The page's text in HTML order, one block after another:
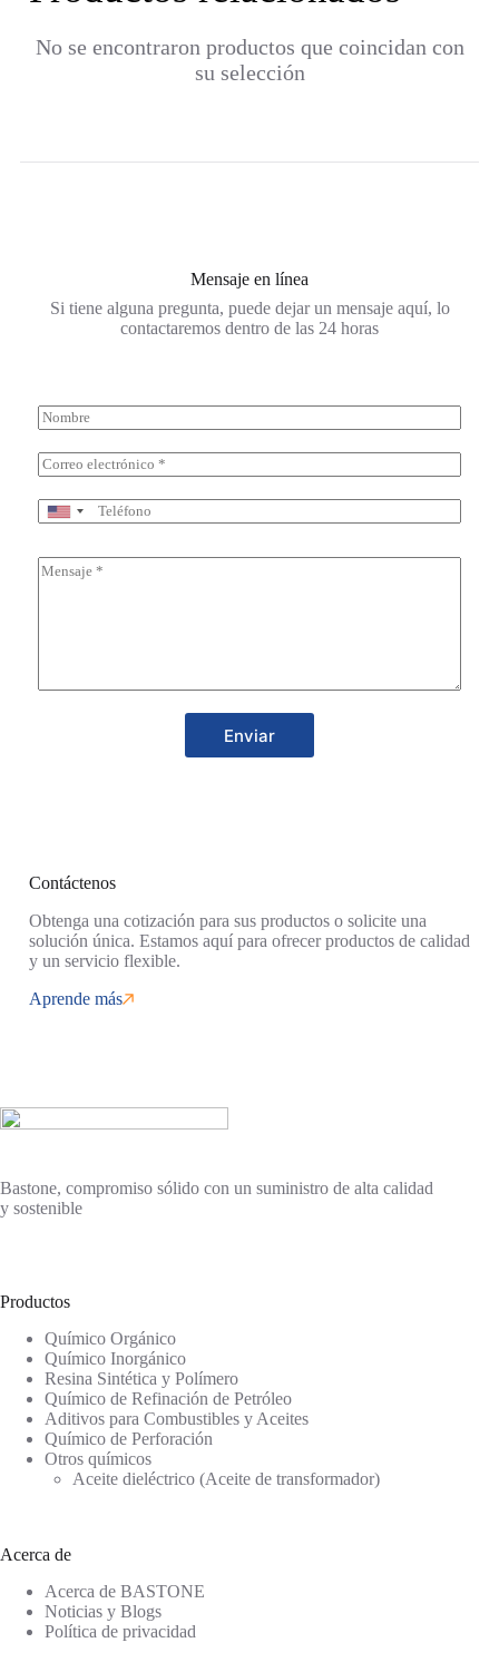
No se encontraron productos que coincidan con
su selección
Mensaje en línea
Si tiene alguna pregunta, puede dejar un mensaje aquí, lo
contactaremos dentro de las 24 horas
Enviar
Contáctenos
Obtenga una cotización para sus productos o solicite una
solución única. Estamos aquí para ofrecer productos de calidad
y un servicio flexible.
Aprende más
Bastone, compromiso sólido con un suministro de alta calidad
y sostenible
Productos
Químico Orgánico
Químico Inorgánico
Resina Sintética y Polímero
Químico de Refinación de Petróleo
Aditivos para Combustibles y Aceites
Químico de Perforación
Otros químicos
Aceite dieléctrico (Aceite de transformador)
Acerca de
Acerca de BASTONE
Noticias y Blogs
Política de privacidad